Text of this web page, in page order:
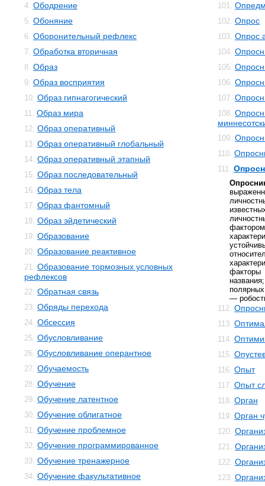
4. Ободрение
5. Обоняние
6. Оборонительный рефлекс
7. Обработка вторичная
8. Образ
9. Образ восприятия
10. Образ гипнагогический
11. Образ мира
12. Образ оперативный
13. Образ оперативный глобальный
14. Образ оперативный этапный
15. Образ последовательный
16. Образ тела
17. Образ фантомный
18. Образ эйдетический
19. Образование
20. Образование реактивное
21. Образование тормозных условных
рефлексов
22. Обратная связь
23. Обряды перехода
24. Обсессия
25. Обусловливание
26. Обусловливание оперантное
27. Обучаемость
28. Обучение
29. Обучение латентное
30. Обучение облигатное
31. Обучение проблемное
32. Обучение программированное
33. Обучение тренажерное
34. Обучение факультативное
101.
102. Опрос
103. Опрос
104.
105.
106.
107.
108.
109.
110.
111.
факторы
—
112.
113.
114.
115.
116. Опыт
117. Опыт
118. Орган
119. Орган
120.
121.
122.
123.